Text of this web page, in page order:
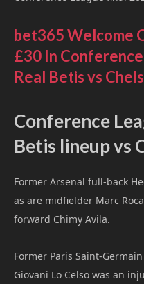
bet365 Welcome
£30 In
Real Betis vs
Conference
Betis lineup vs
Former Arsenal full-back
as are midfielder Marc
forward Chimy Avila.
Former Paris Saint-
Giovani Lo Celso was an